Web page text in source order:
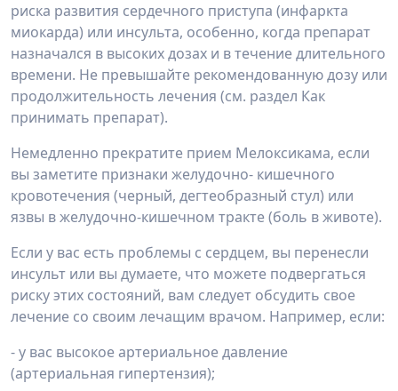
риска развития сердечного приступа (инфаркта
миокарда) или инсульта, особенно, когда препарат
назначался в высоких дозах и в течение длительного
времени. Не превышайте рекомендованную дозу или
продолжительность лечения (см. раздел Как
принимать препарат).
Немедленно прекратите прием Мелоксикама, если
вы заметите признаки желудочно- кишечного
кровотечения (черный, дегтеобразный стул) или
язвы в желудочно-кишечном тракте (боль в животе).
Если у вас есть проблемы с сердцем, вы перенесли
инсульт или вы думаете, что можете подвергаться
риску этих состояний, вам следует обсудить свое
лечение со своим лечащим врачом. Например, если:
- у вас высокое артериальное давление
(артериальная гипертензия);